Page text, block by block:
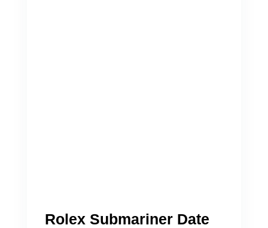
Rolex Submariner Date